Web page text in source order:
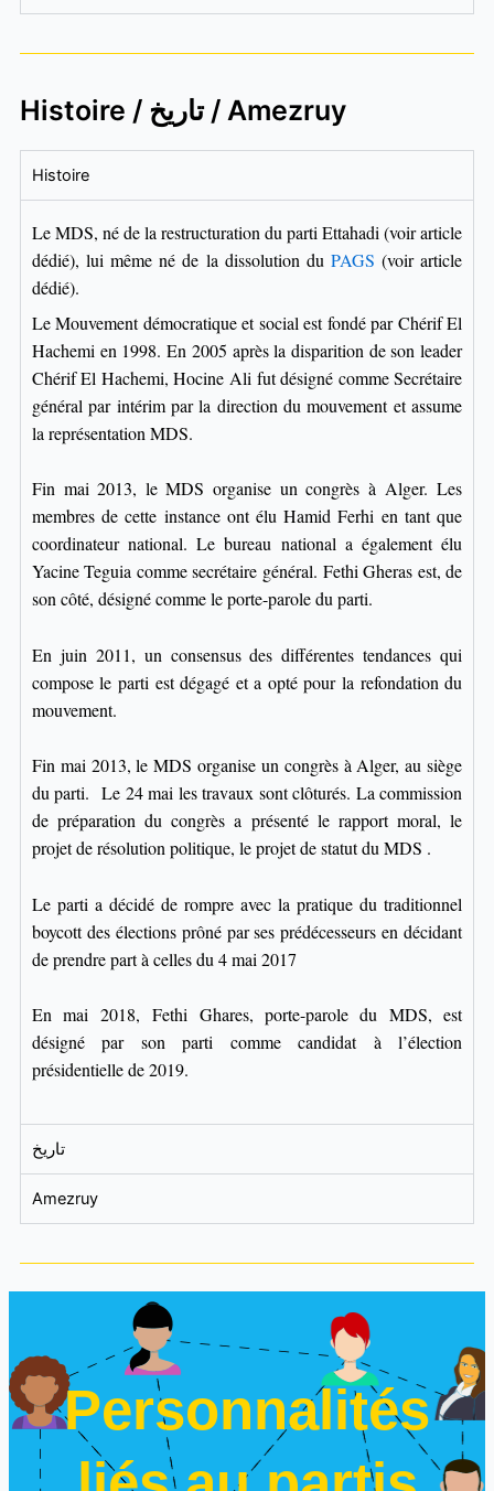
Histoire / تاريخ / Amezruy
Histoire
Le MDS, né de la restructuration du parti Ettahadi (voir article
dédié), lui même né de la dissolution du PAGS (voir article
dédié).
Le Mouvement démocratique et social est fondé par Chérif El
Hachemi en 1998. En 2005 après la disparition de son leader
Chérif El Hachemi, Hocine Ali fut désigné comme Secrétaire
général par intérim par la direction du mouvement et assume
la représentation MDS.
Fin mai 2013, le MDS organise un congrès à Alger.Les
membres de cette instance ont élu Hamid Ferhi en tant que
coordinateur national. Le bureau national a également élu
Yacine Teguia comme secrétaire général. Fethi Gheras est, de
son côté, désigné comme le porte-parole du parti.
En juin 2011, un consensus des différentes tendances qui
compose le parti est dégagé et a opté pour la refondation du
mouvement.
Fin mai 2013, le MDS organise un congrès à Alger, au siège
du parti. Le 24 mai les travaux sont clôturés. La commission
de préparation du congrès a présenté le rapport moral, le
projet de résolution politique, le projet de statut du MDS .
Le parti a décidé de rompre avec la pratique du traditionnel
boycott des élections prôné par ses prédécesseurs en décidant
de prendre part à celles du 4 mai 2017
En mai 2018, Fethi Ghares, porte-parole du MDS, est
désigné par son parti comme candidat à l’élection
présidentielle de 2019.
تاريخ
Amezruy
Personnalités